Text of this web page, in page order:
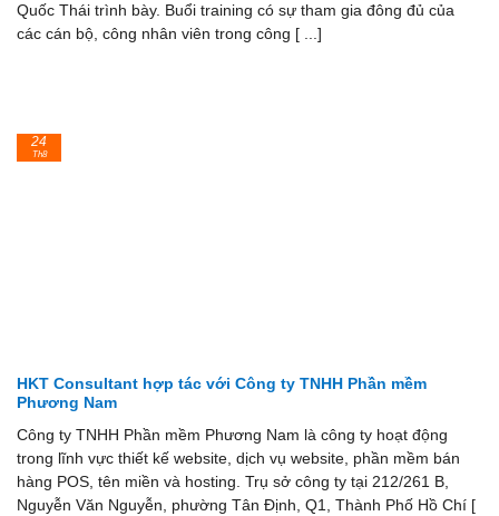
Quốc Thái trình bày. Buổi training có sự tham gia đông đủ của
các cán bộ, công nhân viên trong công [ ...]
HKT Consultant hợp tác với Công ty TNHH Phần mềm
Phương Nam
Công ty TNHH Phần mềm Phương Nam là công ty hoạt động
trong lĩnh vực thiết kế website, dịch vụ website, phần mềm bán
hàng POS, tên miền và hosting. Trụ sở công ty tại 212/261 B,
Nguyễn Văn Nguyễn, phường Tân Định, Q1, Thành Phố Hồ Chí [
24
Th8